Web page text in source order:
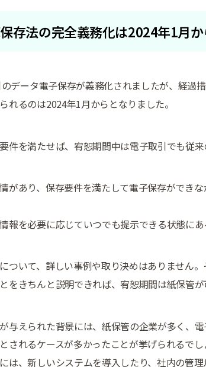
存法の完全義務化は2024年1月か
データ電子保存が義務化されましたが、経過
れるのは2024年1月からとなりました。
件を満たせば、宥恕期間中は電子取引でも従来
があり、保存要件を満たして電子保存ができ
報を必要に応じていつでも提示できる状態に
ついて、詳しい事例や取り決めはありません
をきちんと説明できれば、宥恕期間は紙保管が
与えられた背景には、紙保管の企業が多く、
されるケースが多かったことが挙げられるで
は、新しいシステムを導入したり、社内の管